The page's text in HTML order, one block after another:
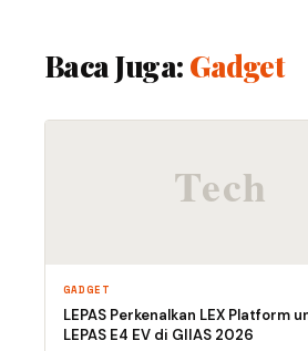
Baca Juga: Gadget
GADGET
LEPAS Perkenalkan LEX Platform
LEPAS E4 EV di GIIAS 2026